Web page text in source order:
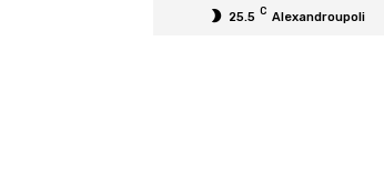
25.5 C Alexandroupoli